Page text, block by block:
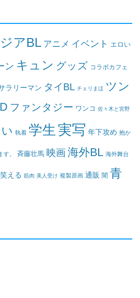
アBL アニメ イベント エロい
ン キュン グッズ コラボカフェ
ラリーマン タイBL チェリまほ ツン
ファンタジー ワンコ 佐々木と宮野
執着 学生 実写 年下攻め 抱か
。 斉藤壮馬 映画海外BL 海外舞台
笑える 筋肉 美人受け 複製原画 通販 闇 青